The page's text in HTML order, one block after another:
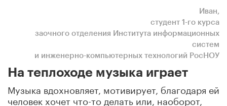
Иван,
студент 1-го курса
заочного отделения Института информационных
систем
и инженерно-компьютерных технологий РосНОУ
На теплоходе музыка играет
Музыка вдохновляет, мотивирует, благодаря ей
человек хочет что-то делать или, наоборот,